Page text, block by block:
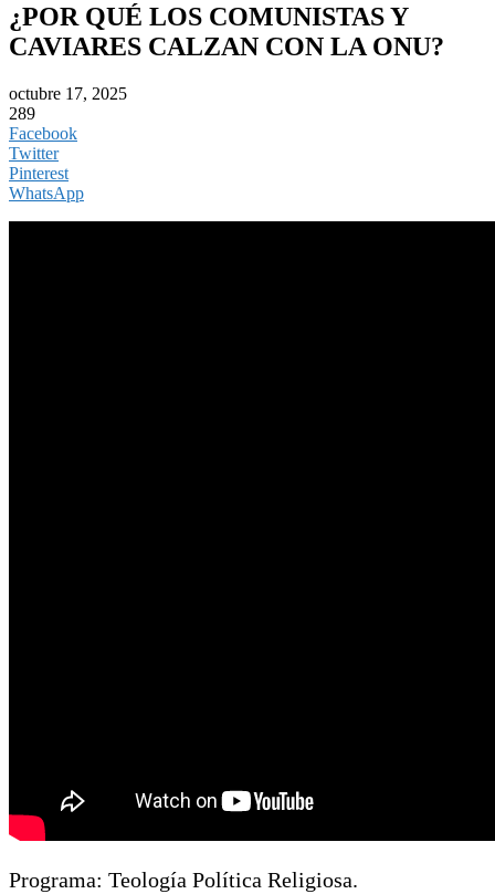
¿POR QUÉ LOS COMUNISTAS Y
CAVIARES CALZAN CON LA ONU?
octubre 17, 2025
289
Facebook
Twitter
Pinterest
WhatsApp
Programa: Teología Política Religiosa.